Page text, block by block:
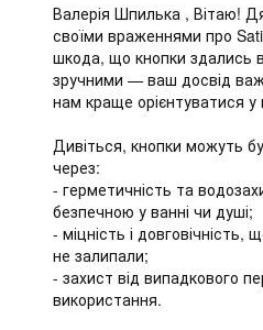
Валерія Шпилька , Вітаю!
своїми враженнями про
шкода, що кнопки здались
зручними — ваш досвід
нам краще орієнтуватися у
Дивіться, кнопки можуть
через:
- герметичність та
безпечною у ванні чи душі;
- міцність і
не залипали;
- захист від випадкового
використання.